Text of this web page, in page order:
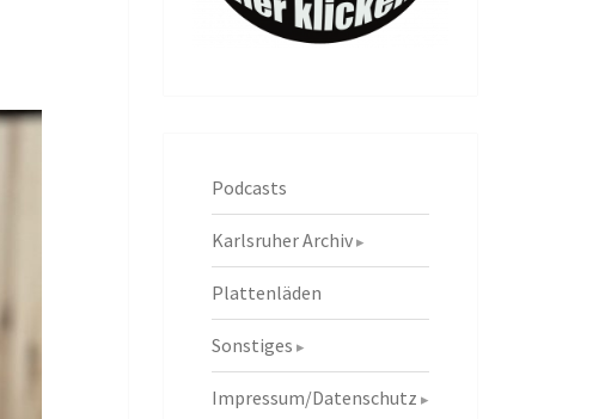
Podcasts
Karlsruher Archiv
Plattenläden
Sonstiges
Impressum/Datenschutz